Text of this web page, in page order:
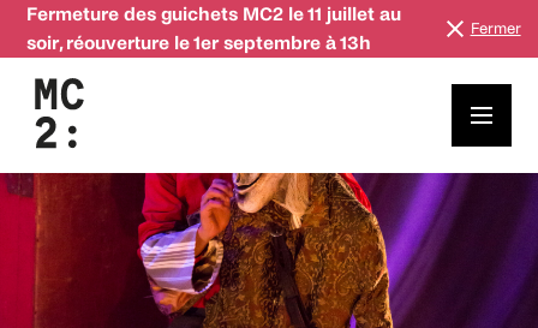
Fermeture des guichets MC2 le 11 juillet au
soir, réouverture le 1er septembre à 13h
Fermer